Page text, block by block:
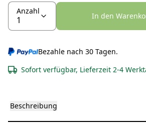
Anzahl
In den
Bezahle nach 30 Tagen.
Sofort verfügbar, Lieferzeit 2-4
Beschreibung